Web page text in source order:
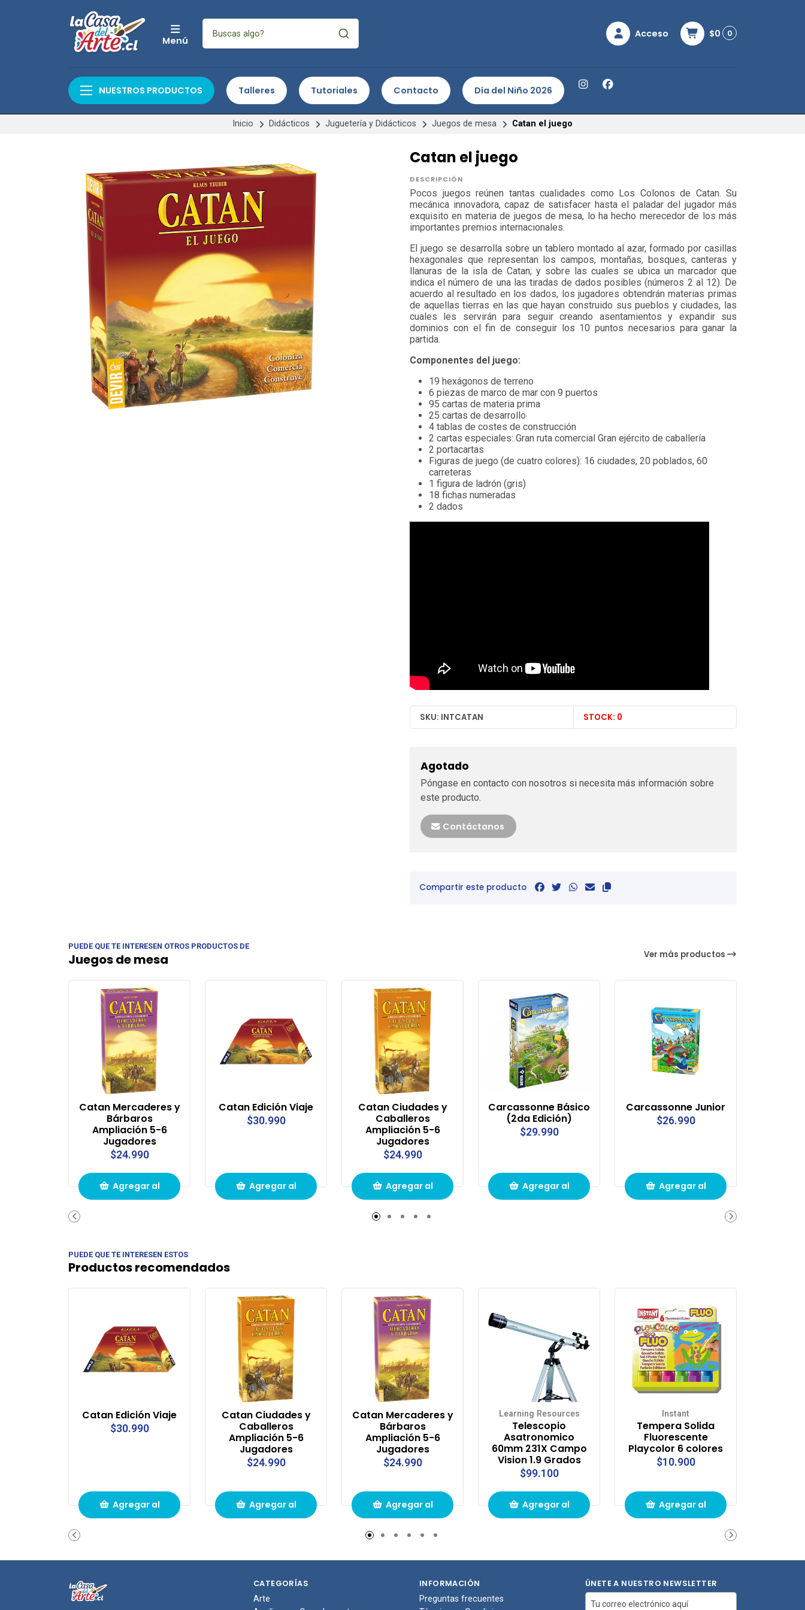
Menú
Acceso $0 0
NUESTROS PRODUCTOS Talleres Tutoriales Contacto Día del Niño 2026
Inicio Didácticos Juguetería y Didácticos Juegos de mesa Catan el juego
Catan el juego
DESCRIPCIÓN
Pocos juegos reúnen tantas cualidades como Los Colonos de Catan. Su
mecánica innovadora, capaz de satisfacer hasta el paladar del jugador más
exquisito en materia de juegos de mesa, lo ha hecho merecedor de los más
importantes premios internacionales.
El juego se desarrolla sobre un tablero montado al azar, formado por casillas
hexagonales que representan los campos, montañas, bosques, canteras y
llanuras de la isla de Catan; y sobre las cuales se ubica un marcador que
indica el número de una las tiradas de dados posibles (números 2 al 12). De
acuerdo al resultado en los dados, los jugadores obtendrán materias primas
de aquellas tierras en las que hayan construido sus pueblos y ciudades, las
cuales les servirán para seguir creando asentamientos y expandir sus
dominios con el fin de conseguir los 10 puntos necesarios para ganar la
partida.
Componentes del juego:
19 hexágonos de terreno
6 piezas de marco de mar con 9 puertos
95 cartas de materia prima
25 cartas de desarrollo
4 tablas de costes de construcción
2 cartas especiales: Gran ruta comercial Gran ejército de caballería
2 portacartas
Figuras de juego (de cuatro colores): 16 ciudades, 20 poblados, 60
carreteras
1 figura de ladrón (gris)
18 fichas numeradas
2 dados
SKU: INTCATAN STOCK: 0
Agotado
Póngase en contacto con nosotros si necesita más información sobre
este producto.
Contáctanos
Compartir este producto
PUEDE QUE TE INTERESEN OTROS PRODUCTOS DE
Juegos de mesa Ver más productos
Catan Mercaderes y
Bárbaros
Ampliación 5-6
Jugadores
$24.990
Agregar al
Catan Edición Viaje
$30.990
Agregar al
Catan Ciudades y
Caballeros
Ampliación 5-6
Jugadores
$24.990
Agregar al
carrito de
Carcassonne Básico
(2da Edición)
$29.990
Agregar al
Carcassonne Junior
$26.990
Agregar al
PUEDE QUE TE INTERESEN ESTOS
Productos recomendados
Catan Edición Viaje
$30.990
Agregar al
compras
Catan Ciudades y
Caballeros
Ampliación 5-6
Jugadores
$24.990
Agregar al
compras
Catan Mercaderes y
Bárbaros
Ampliación 5-6
Jugadores
$24.990
Agregar al
carrito de
compras
Learning Resources
Telescopio
Asatronomico
60mm 231X Campo
Vision 1.9 Grados
$99.100
Agregar al
compras
Instant
Tempera Solida
Fluorescente
Playcolor 6 colores
$10.900
Agregar al
compras
CATEGORÍAS
Arte
INFORMACIÓN
Preguntas frecuentes
ÚNETE A NUESTRO NEWSLETTER